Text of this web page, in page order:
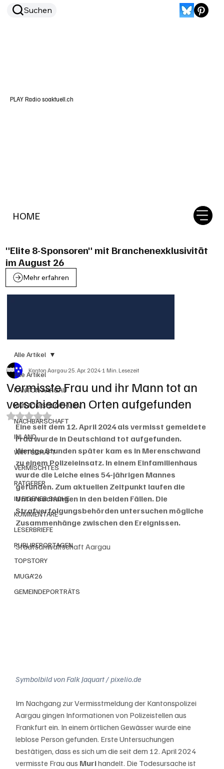
HOME
Suchen
PLAY Radio soaktuell.ch
"Elite 8-Sponsoren" mit Branchenexklusivität
im August 26
Mehr erfahren
Alle Artikel
KANTON AARGAU
KANTON SOLOTHURN
NACHBARSCHAFT
INLAND
WIRTSCHAFT
VERMISCHTES
RATGEBER
IN EIGENER SACHE
KOMMENTARE
LESERBRIEFE
PUBLIREPORTAGEN
TOPSTORY
MUGA'26
GEMEINDEPORTRÄTS
Alle Artikel
Vermisste Frau und ihr Mann tot an
verschiedenen Orten aufgefunden
Kanton Aargau25. Apr. 20241 Min. Lesezeit
Mit NaN von 5 Sternen bewertet.
Eine seit dem 12. April 2024 als vermisst gemeldete
Frau wurde in Deutschland tot aufgefunden.
Wenige Stunden später kam es in Merenschwand
zu einem Polizeieinsatz. In einem Einfamilienhaus
wurde die Leiche eines 54-jährigen Mannes
gefunden. Zum aktuellen Zeitpunkt laufen die
Untersuchungen in den beiden Fällen. Die
Strafverfolgungsbehörden untersuchen mögliche
Zusammenhänge zwischen den Ereignissen.
Staatsanwaltschaft Aargau
Symbolbild von Falk Jaquart / pixelio.de
Im Nachgang zur Vermisstmeldung der Kantonspolizei
Aargau gingen Informationen von Polizeistellen aus
Frankfurt ein. In einem örtlichen Gewässer wurde eine
leblose Person gefunden. Erste Untersuchungen
bestätigen, dass es sich um die seit dem 12. April 2024
vermisste Frau aus Muri handelt. Die Todesursache ist